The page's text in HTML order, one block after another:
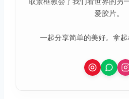
爱胶片。
一起分享简单的美好。拿起